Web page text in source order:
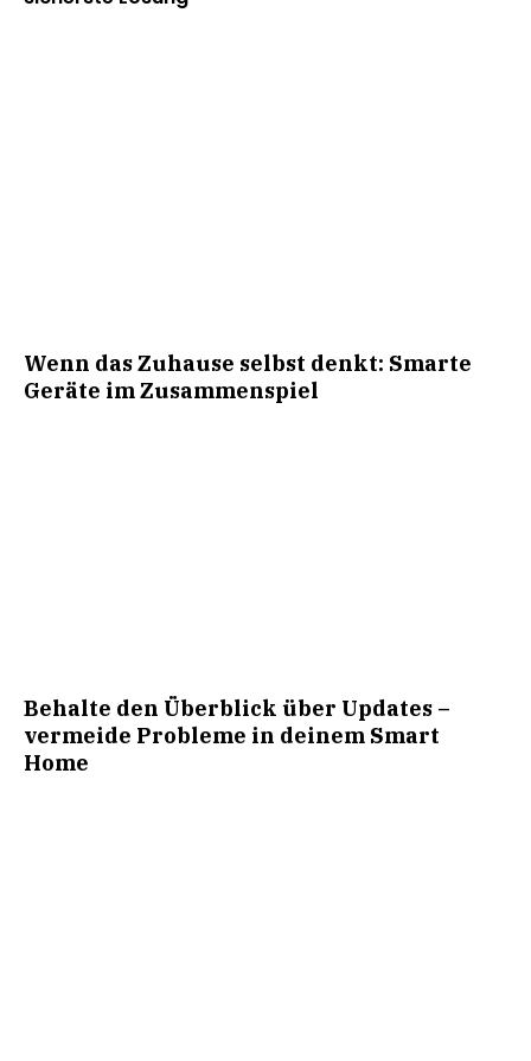
Wenn das Zuhause selbst denkt: Smarte
Geräte im Zusammenspiel
Behalte den Überblick über Updates –
vermeide Probleme in deinem Smart
Home